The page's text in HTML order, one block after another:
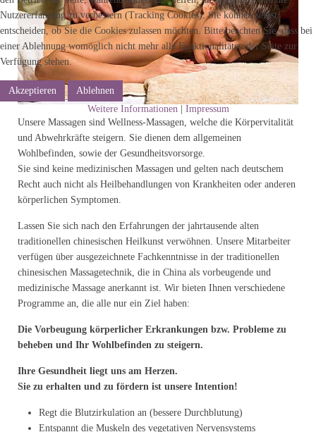
Unsere Massagen sind Wellness-Massagen, welche die Körpervitalität
und Abwehrkräfte steigern. Sie dienen dem allgemeinen
Wohlbefinden, sowie der Gesundheitsvorsorge.
Sie sind keine medizinischen Massagen und gelten nach deutschem
Recht auch nicht als Heilbehandlungen von Krankheiten oder anderen
körperlichen Symptomen.
Lassen Sie sich nach den Erfahrungen der jahrtausende alten
traditionellen chinesischen Heilkunst verwöhnen. Unsere Mitarbeiter
verfügen über ausgezeichnete Fachkenntnisse in der traditionellen
chinesischen Massagetechnik, die in China als vorbeugende und
medizinische Massage anerkannt ist. Wir bieten Ihnen verschiedene
Programme an, die alle nur ein Ziel haben:
Die Vorbeugung körperlicher Erkrankungen bzw. Probleme zu
beheben und Ihr Wohlbefinden zu steigern.
Ihre Gesundheit liegt uns am Herzen.
Sie zu erhalten und zu fördern ist unsere Intention!
Regt die Blutzirkulation an (bessere Durchblutung)
Entspannt die Muskeln des vegetativen Nervensystems
Nutzererfahrung zu verbessern (Tracking Cookies). Sie können selbst
entscheiden, ob Sie die Cookies zulassen möchten. Bitte beachten Sie, dass bei
einer Ablehnung womöglich nicht mehr alle Funktionalitäten der Seite zur
Verfügung stehen.
Akzeptieren
Ablehnen
Weitere Informationen | Impressum